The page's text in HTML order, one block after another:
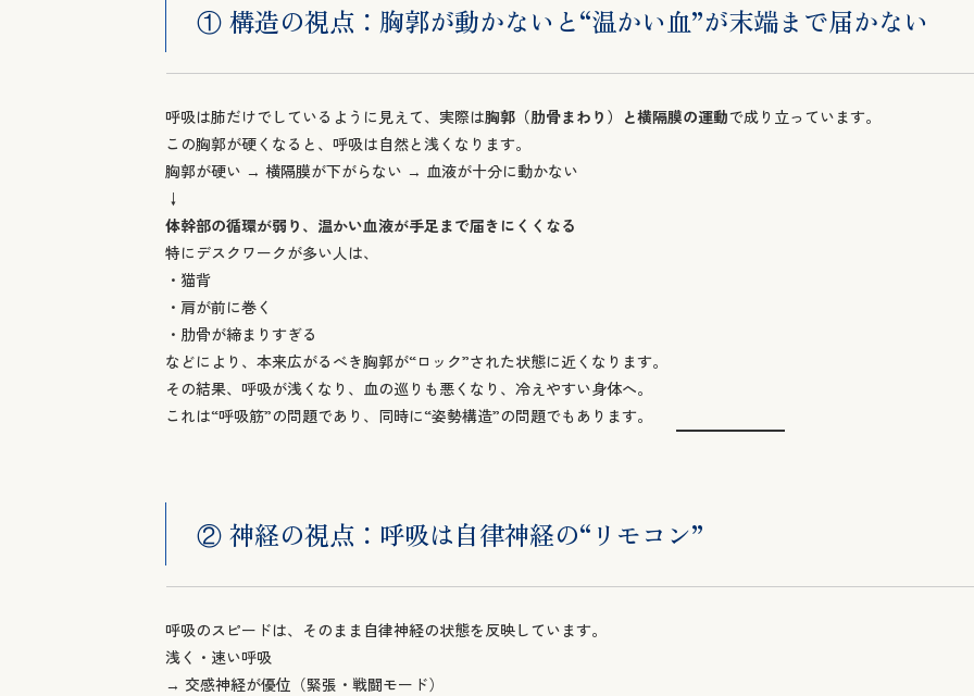
① 構造の視点：胸郭が動かないと“温かい血”が末端まで届かない
呼吸は肺だけでしているように見えて、実際は胸郭（肋骨まわり）と横隔膜の運動で成り立っています。
この胸郭が硬くなると、呼吸は自然と浅くなります。
胸郭が硬い → 横隔膜が下がらない → 血液が十分に動かない
↓
体幹部の循環が弱り、温かい血液が手足まで届きにくくなる
特にデスクワークが多い人は、
・猫背
・肩が前に巻く
・肋骨が締まりすぎる
などにより、本来広がるべき胸郭が“ロック”された状態に近くなります。
その結果、呼吸が浅くなり、血の巡りも悪くなり、冷えやすい身体へ。
これは“呼吸筋”の問題であり、同時に“姿勢構造”の問題でもあります。
② 神経の視点：呼吸は自律神経の“リモコン”
呼吸のスピードは、そのまま自律神経の状態を反映しています。
浅く・速い呼吸
→ 交感神経が優位（緊張・戦闘モード）